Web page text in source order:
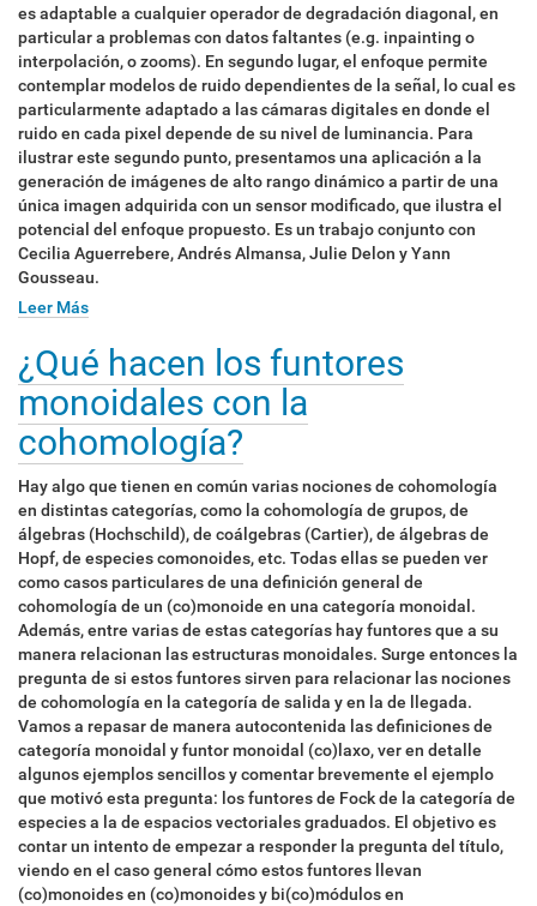
es adaptable a cualquier operador de degradación diagonal, en
particular a problemas con datos faltantes (e.g. inpainting o
interpolación, o zooms). En segundo lugar, el enfoque permite
contemplar modelos de ruido dependientes de la señal, lo cual es
particularmente adaptado a las cámaras digitales en donde el
ruido en cada pixel depende de su nivel de luminancia. Para
ilustrar este segundo punto, presentamos una aplicación a la
generación de imágenes de alto rango dinámico a partir de una
única imagen adquirida con un sensor modificado, que ilustra el
potencial del enfoque propuesto. Es un trabajo conjunto con
Cecilia Aguerrebere, Andrés Almansa, Julie Delon y Yann
Gousseau.
Leer Más
¿Qué hacen los funtores
monoidales con la
cohomología?
Hay algo que tienen en común varias nociones de cohomología
en distintas categorías, como la cohomología de grupos, de
álgebras (Hochschild), de coálgebras (Cartier), de álgebras de
Hopf, de especies comonoides, etc. Todas ellas se pueden ver
como casos particulares de una definición general de
cohomología de un (co)monoide en una categoría monoidal.
Además, entre varias de estas categorías hay funtores que a su
manera relacionan las estructuras monoidales. Surge entonces la
pregunta de si estos funtores sirven para relacionar las nociones
de cohomología en la categoría de salida y en la de llegada.
Vamos a repasar de manera autocontenida las definiciones de
categoría monoidal y funtor monoidal (co)laxo, ver en detalle
algunos ejemplos sencillos y comentar brevemente el ejemplo
que motivó esta pregunta: los funtores de Fock de la categoría de
especies a la de espacios vectoriales graduados. El objetivo es
contar un intento de empezar a responder la pregunta del título,
viendo en el caso general cómo estos funtores llevan
(co)monoides en (co)monoides y bi(co)módulos en